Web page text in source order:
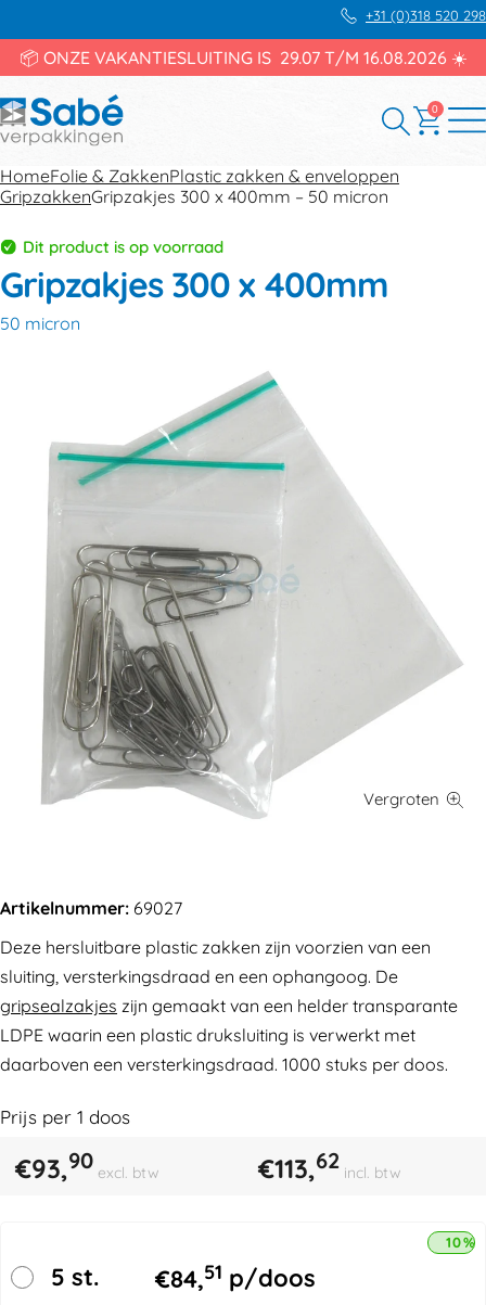
+31 (0)318 520 298
📦 ONZE VAKANTIESLUITING IS 29.07 T/M 16.08.2026 ☀️
0
HomeFolie & ZakkenPlastic zakken & enveloppen
GripzakkenGripzakjes 300 x 400mm – 50 micron
Dit product is op voorraad
Gripzakjes 300 x 400mm
50 micron
Artikelnummer: 69027
Deze hersluitbare plastic zakken zijn voorzien van een
sluiting, versterkingsdraad en een ophangoog. De
gripsealzakjes zijn gemaakt van een helder transparante
LDPE waarin een plastic druksluiting is verwerkt met
daarboven een versterkingsdraad. 1000 stuks per doos.
Prijs per 1 doos
€93,90 excl. btw €113,62 incl. btw
5 st. €84,51 p/doos
10%